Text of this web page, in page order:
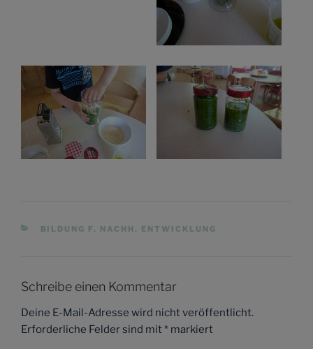
KATEGORIEN
BILDUNG F. NACHH. ENTWICKLUNG
Schreibe einen Kommentar
Deine E-Mail-Adresse wird nicht veröffentlicht.
Erforderliche Felder sind mit* markiert